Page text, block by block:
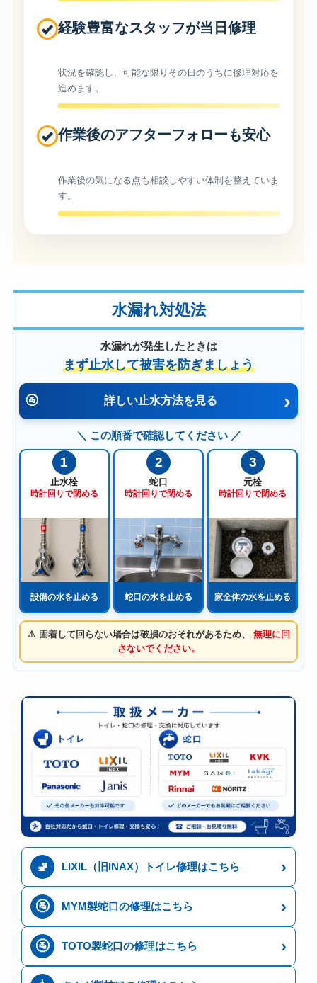
経験豊富なスタッフが当日修理
状況を確認し、可能な限りその日のうちに修理対応を
進めます。
作業後のアフターフォローも安心
作業後の気になる点も相談しやすい体制を整えていま
す。
水漏れ対処法
水漏れが発生したときは
まず止水して被害を防ぎましょう
🚰 詳しい止水方法を見る ›
＼ この順番で確認してください ／
1
止水栓
時計回りで閉める
設備の水を止める
2
蛇口
時計回りで閉める
蛇口の水を止める
3
元栓
時計回りで閉める
家全体の水を止める
⚠️ 固着して回らない場合は破損のおそれがあるため、 無理に回
さないでください。
🚽 LIXIL（旧INAX）トイレ修理はこちら ›
🚰 MYM製蛇口の修理はこちら ›
🚰 TOTO製蛇口の修理はこちら ›